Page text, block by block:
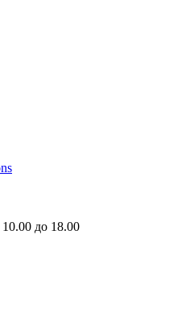
10.00 до 18.00